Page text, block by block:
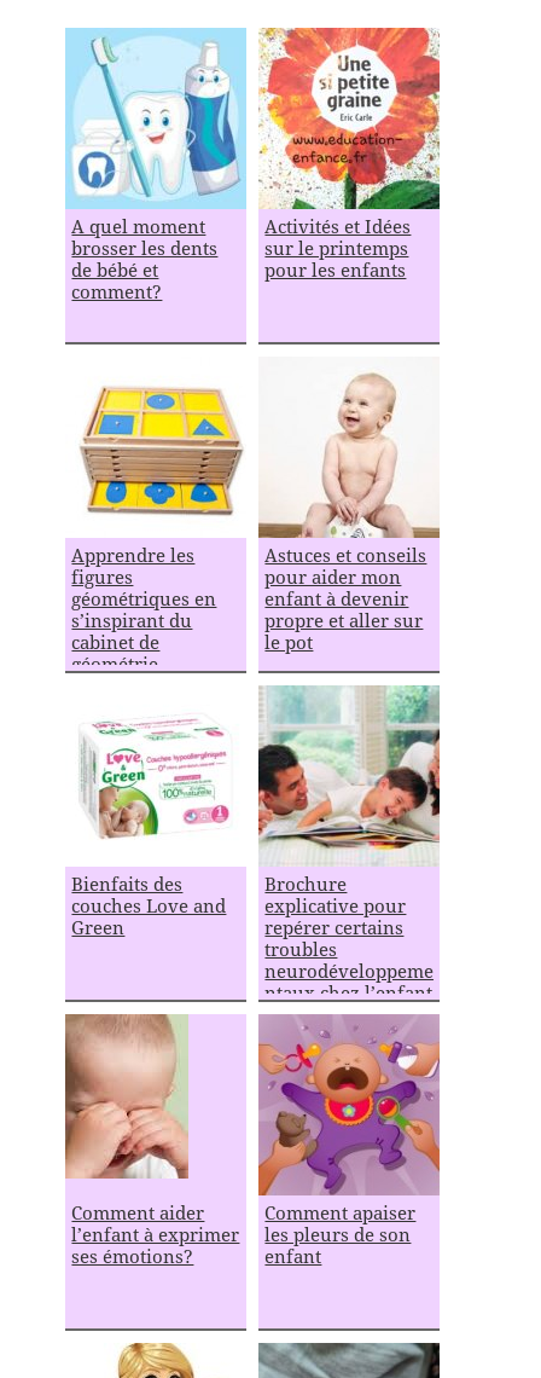
A quel moment
brosser les dents
de bébé et
comment?
Activités et Idées
sur le printemps
pour les enfants
Apprendre les
figures
géométriques en
s’inspirant du
cabinet de
géométrie
Astuces et conseils
pour aider mon
enfant à devenir
propre et aller sur
le pot
Bienfaits des
couches Love and
Green
Brochure
explicative pour
repérer certains
troubles
neurodéveloppeme
ntaux chez l’enfant
Comment aider
l’enfant à exprimer
ses émotions?
Comment apaiser
les pleurs de son
enfant